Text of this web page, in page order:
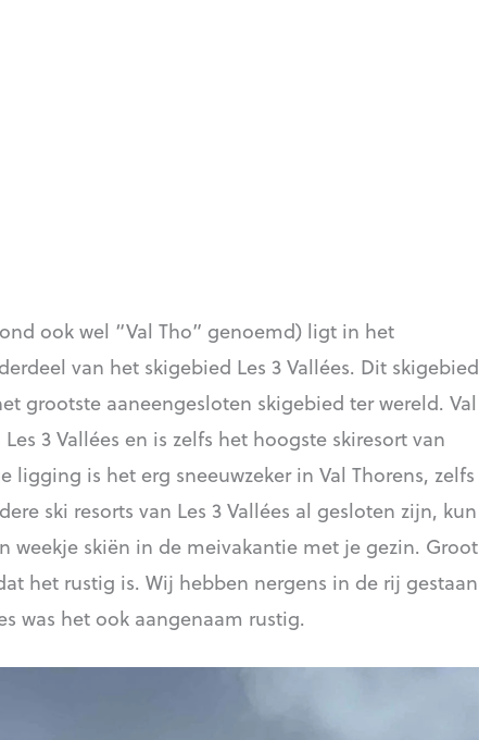
ook wel “Val Tho” genoemd) ligt in het
van het skigebied Les 3 Vallées. Dit skigebied
grootste aaneengesloten skigebied ter wereld. Val
3 Vallées en is zelfs het hoogste skiresort van
ligging is het erg sneeuwzeker in Val Thorens, zelfs
ski resorts van Les 3 Vallées al gesloten zijn, kun
weekje skiën in de meivakantie met je gezin. Groot
het rustig is. Wij hebben nergens in de rij gestaan
was het ook aangenaam rustig.